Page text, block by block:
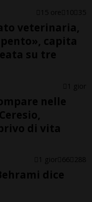
15 ore 10 35
veterinaria,
capita
su tre
1 gior
nelle
di vita
1 gior 66 288
dice